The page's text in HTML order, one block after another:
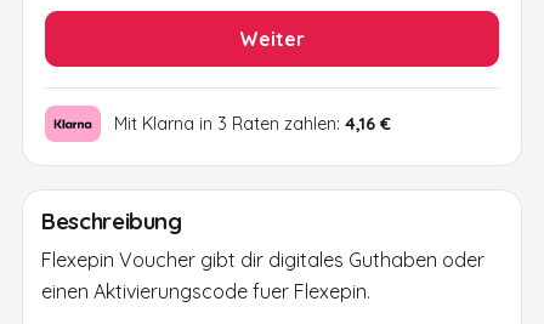
Weiter
Mit Klarna in 3 Raten zahlen: 4,16 €
Beschreibung
Flexepin Voucher gibt dir digitales Guthaben oder
einen Aktivierungscode fuer Flexepin.